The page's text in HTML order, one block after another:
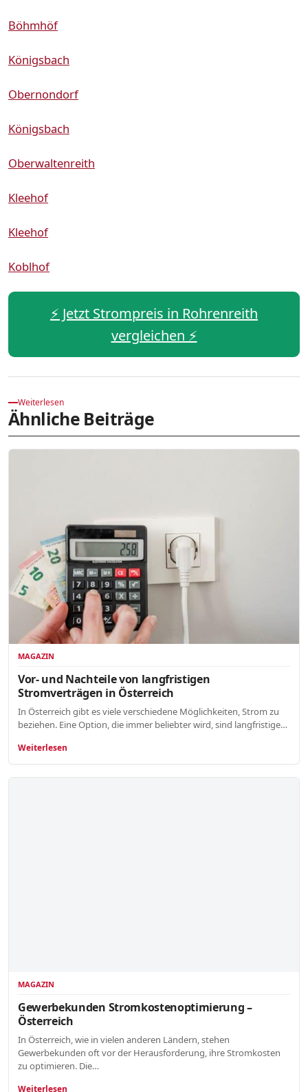
Böhmhöf
Königsbach
Obernondorf
Königsbach
Oberwaltenreith
Kleehof
Kleehof
Koblhof
⚡️ Jetzt Strompreis in Rohrenreith
vergleichen ⚡️
Weiterlesen
Ähnliche Beiträge
MAGAZIN
Vor- und Nachteile von langfristigen
Stromverträgen in Österreich
In Österreich gibt es viele verschiedene Möglichkeiten, Strom zu
beziehen. Eine Option, die immer beliebter wird, sind langfristige…
Weiterlesen
MAGAZIN
Gewerbekunden Stromkostenoptimierung –
Österreich
In Österreich, wie in vielen anderen Ländern, stehen
Gewerbekunden oft vor der Herausforderung, ihre Stromkosten
zu optimieren. Die…
Weiterlesen